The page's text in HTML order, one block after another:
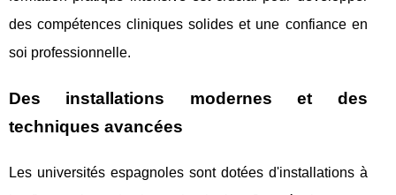
des compétences cliniques solides et une confiance en
soi professionnelle.
Des installations modernes et des
techniques avancées
Les universités espagnoles sont dotées d'installations à